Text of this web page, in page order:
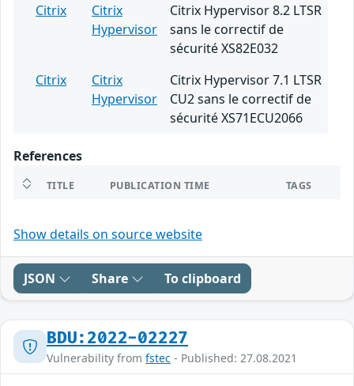
Citrix
Citrix
Hypervisor
Citrix Hypervisor 8.2 LTSR
sans le correctif de
sécurité XS82E032
Citrix
Citrix
Hypervisor
Citrix Hypervisor 7.1 LTSR
CU2 sans le correctif de
sécurité XS71ECU2066
References
TITLE PUBLICATION TIME TAGS
Show details on source website
JSON Share To clipboard
BDU:2022-02227
Vulnerability from fstec - Published: 27.08.2021